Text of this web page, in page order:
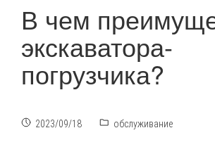
В чем
экскаватора-
погрузчика?
2023/09/18 обслуживание